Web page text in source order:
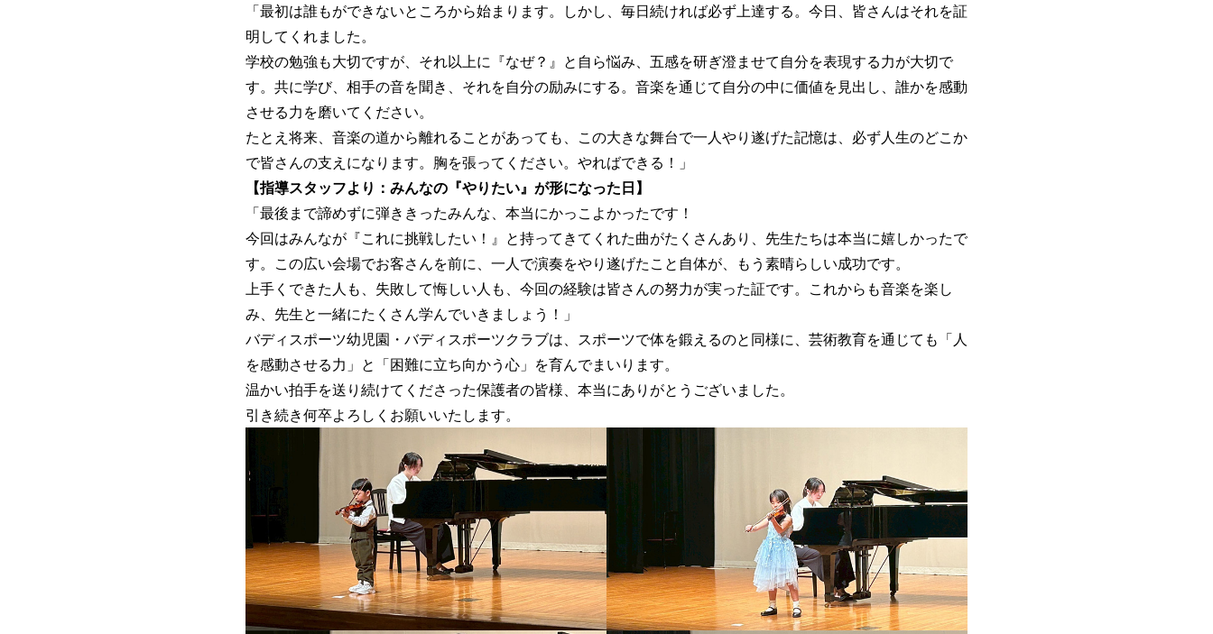
「最初は誰もができないところから始まります。しかし、毎日続ければ必ず上達する。今日、皆さんはそれを証
明してくれました。
学校の勉強も大切ですが、それ以上に『なぜ？』と自ら悩み、五感を研ぎ澄ませて自分を表現する力が大切で
す。共に学び、相手の音を聞き、それを自分の励みにする。音楽を通じて自分の中に価値を見出し、誰かを感動
させる力を磨いてください。
たとえ将来、音楽の道から離れることがあっても、この大きな舞台で一人やり遂げた記憶は、必ず人生のどこか
で皆さんの支えになります。胸を張ってください。やればできる！」
【指導スタッフより：みんなの『やりたい』が形になった日】
「最後まで諦めずに弾ききったみんな、本当にかっこよかったです！
今回はみんなが『これに挑戦したい！』と持ってきてくれた曲がたくさんあり、先生たちは本当に嬉しかったで
す。この広い会場でお客さんを前に、一人で演奏をやり遂げたこと自体が、もう素晴らしい成功です。
上手くできた人も、失敗して悔しい人も、今回の経験は皆さんの努力が実った証です。これからも音楽を楽し
み、先生と一緒にたくさん学んでいきましょう！」
バディスポーツ幼児園・バディスポーツクラブは、スポーツで体を鍛えるのと同様に、芸術教育を通じても「人
を感動させる力」と「困難に立ち向かう心」を育んでまいります。
温かい拍手を送り続けてくださった保護者の皆様、本当にありがとうございました。
引き続き何卒よろしくお願いいたします。